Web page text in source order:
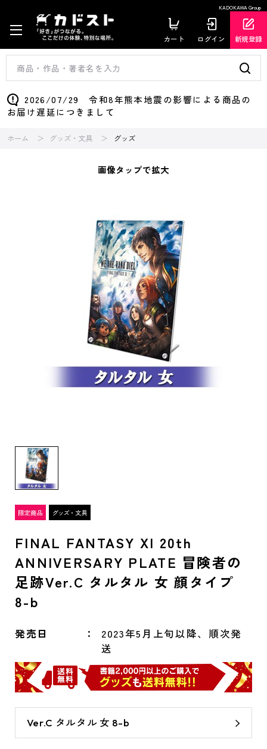
KADOKAWA Group
カート ログイン 新規登録
2026/07/29 令和8年熊本地震の影響による商品の
お届け遅延につきまして
ホーム グッズ・文具 グッズ
画像タップで拡大
FINAL FANTASY XI 20th
ANNIVERSARY PLATE 冒険者の
足跡Ver.C タルタル 女 顔タイプ
8-b
発売日
2023年5月上旬以降、順次発
送
Ver.C タルタル 女 8-b